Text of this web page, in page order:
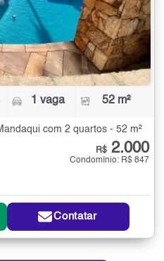
1 vaga 52 m²
com 2 quartos - 52 m²
R$ 2.000
Condomínio: R$ 847
Contatar